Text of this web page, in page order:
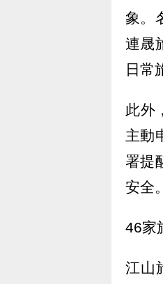
象。
連晟
日常
此外
主動
署提
安全。
46家
江山